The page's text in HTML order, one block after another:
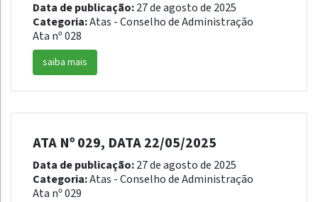
Data de publicação:27 de agosto de 2025
Categoria:Atas - Conselho de Administração
Ata nº 028
saiba mais
ATA Nº 029, DATA 22/05/2025
Data de publicação:27 de agosto de 2025
Categoria:Atas - Conselho de Administração
Ata nº 029